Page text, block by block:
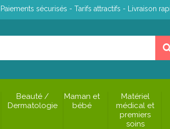
Paiements sécurisés - Tarifs attractifs - Livraison
Beauté /
Dermatologie
Maman et
bébé
Matériel
médical et
premiers
soins